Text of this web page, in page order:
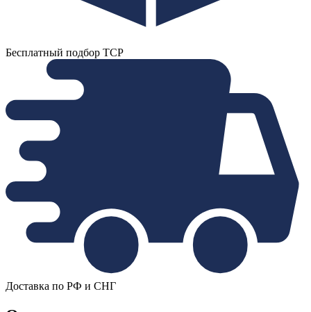
Бесплатный подбор ТСР
Доставка по РФ и СНГ